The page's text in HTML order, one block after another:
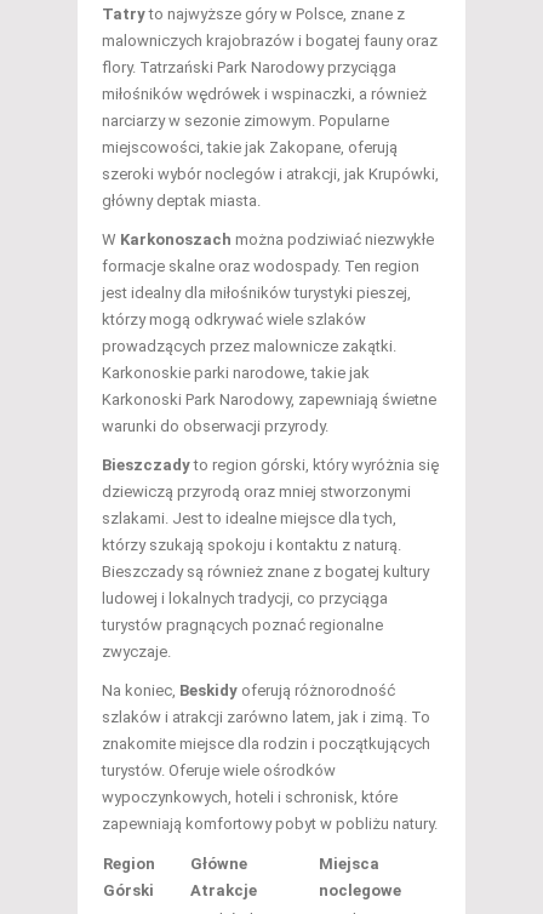
Tatryto najwyższe góry w Polsce, znane z
malowniczych krajobrazów i bogatej fauny oraz
flory. Tatrzański Park Narodowy przyciąga
miłośników wędrówek i wspinaczki, a również
narciarzy w sezonie zimowym. Popularne
miejscowości, takie jak Zakopane, oferują
szeroki wybór noclegów i atrakcji, jak Krupówki,
główny deptak miasta.
W Karkonoszach można podziwiać niezwykłe
formacje skalne oraz wodospady. Ten region
jest idealny dla miłośników turystyki pieszej,
którzy mogą odkrywać wiele szlaków
prowadzących przez malownicze zakątki.
Karkonoskie parki narodowe, takie jak
Karkonoski Park Narodowy, zapewniają świetne
warunki do obserwacji przyrody.
Bieszczadyto region górski, który wyróżnia się
dziewiczą przyrodą oraz mniej stworzonymi
szlakami. Jest to idealne miejsce dla tych,
którzy szukają spokoju i kontaktu z naturą.
Bieszczady są również znane z bogatej kultury
ludowej i lokalnych tradycji, co przyciąga
turystów pragnących poznać regionalne
zwyczaje.
Na koniec, Beskidy oferują różnorodność
szlaków i atrakcji zarówno latem, jak i zimą. To
znakomite miejsce dla rodzin i początkujących
turystów. Oferuje wiele ośrodków
wypoczynkowych, hoteli i schronisk, które
zapewniają komfortowy pobyt w pobliżu natury.
Region
Górski
Główne
Atrakcje
Miejsca
noclegowe